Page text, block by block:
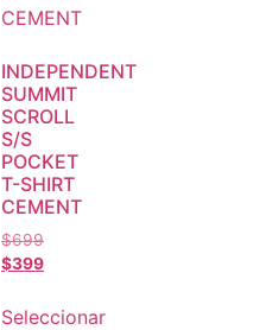
INDEPENDENT
SUMMIT
SCROLL
S/S
POCKET
T-SHIRT
CEMENT
$699
$399
Seleccionar